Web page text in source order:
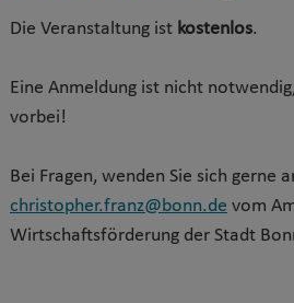
Die Veranstaltung ist kostenlos.
Eine Anmeldung ist nicht
vorbei!
Bei Fragen, wenden Sie sich gerne
christopher.franz@bonn.de vom
Wirtschaftsförderung der Stadt